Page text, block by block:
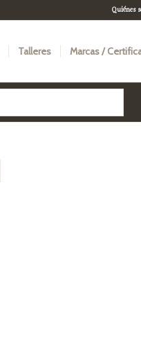
Quiénes
Talleres Marcas /